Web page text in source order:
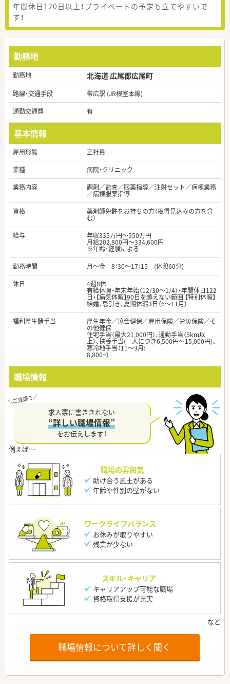
年間休日120日以上！プライベートの予定も立てやすいで
す！
勤務地
勤務地 北海道 広尾郡広尾町
路線・交通手段
帯広駅 (JR根室本線)
通勤交通費
有
基本情報
雇用形態
正社員
業種
病院・クリニック
業務内容
調剤／監査／服薬指導／注射セット／病棟業務
／病棟服薬指導
資格
薬剤師免許をお持ちの方（取得見込みの方を含
む）
給与
年収335万円～550万円
月給202,800円～334,600円
※年齢・経験による
勤務時間
月～金 8：30～17：15 (休憩60分)
休日
4週8休
有給休暇・年末年始（12/30～1/4）・年間休日122
日・【病気休暇】90日を越えない範囲 【特別休暇】
結婚、忌引き、夏期休暇3日（6～11月）
福利厚生諸手当
厚生年金／協会健保／雇用保険／労災保険／そ
の他健保
住宅手当（最大21,000円）、通勤手当（5km以
上）、扶養手当(一人につき6,500円～15,000円)、
寒冷地手当（11～3月:
8,800~）
職場情報
求人票に書ききれない
“詳しい職場情報”
をお伝えします！
職場の雰囲気
助け合う風土がある
年齢や性別の壁がない
ワークライフバランス
お休みが取りやすい
残業が少ない
スキル・キャリア
キャリアアップ可能な職場
資格取得支援が充実
職場情報について詳しく聞く